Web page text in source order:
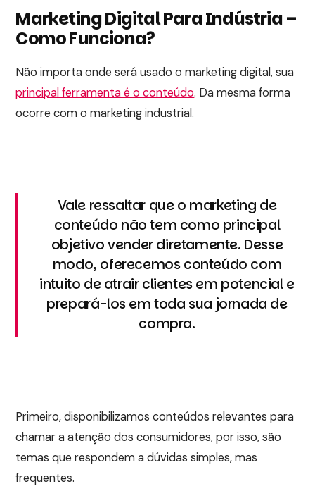
Marketing Digital Para Indústria –
Como Funciona?
Não importa onde será usado o marketing digital, sua
principal ferramenta é o conteúdo. Da mesma forma
ocorre com o marketing industrial.
Vale ressaltar que o marketing de
conteúdo não tem como principal
objetivo vender diretamente. Desse
modo, oferecemos conteúdo com
intuito de atrair clientes em potencial e
prepará-los em toda sua jornada de
compra.
Primeiro, disponibilizamos conteúdos relevantes para
chamar a atenção dos consumidores, por isso, são
temas que respondem a dúvidas simples, mas
frequentes.